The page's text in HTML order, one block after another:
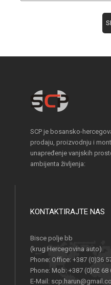
SCP je bosansko-
prodaju, proizvodnju i
unapređenje vanjskih
ambijenta življenja:
KONTAKTIRAJTE NAS
Bisce polje bb
(krug Hercegovina auto)
Phone: Office: +387 (0)36
Phone: Mob: +387 (0)62 68
E-Mail: